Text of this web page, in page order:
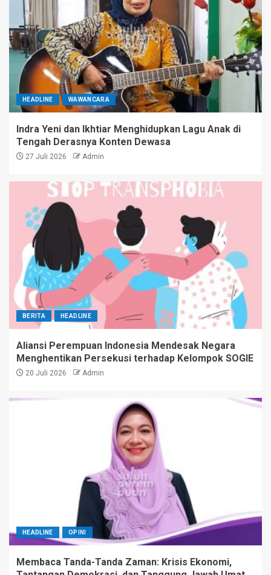
HEADLINE WAWANCARA
Indra Yeni dan Ikhtiar Menghidupkan Lagu Anak di
Tengah Derasnya Konten Dewasa
27 Juli 2026 Admin
BERITA HEADLINE
Aliansi Perempuan Indonesia Mendesak Negara
Menghentikan Persekusi terhadap Kelompok SOGIE
20 Juli 2026 Admin
HEADLINE OPINI
Membaca Tanda-Tanda Zaman: Krisis Ekonomi,